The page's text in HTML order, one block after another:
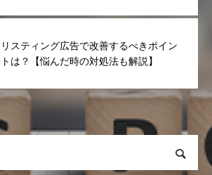
リスティング広告で改善するべきポイン
トは？【悩んだ時の対処法も解説】